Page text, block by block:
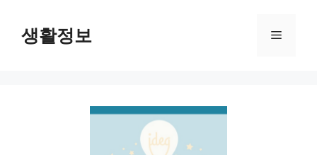
생활정보 메